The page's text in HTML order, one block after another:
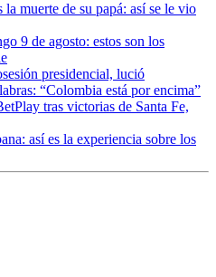
muerte de su papá: así se le vio
9 de agosto: estos son los
presidencial, lució
“Colombia está por encima”
tras victorias de Santa Fe,
así es la experiencia sobre los